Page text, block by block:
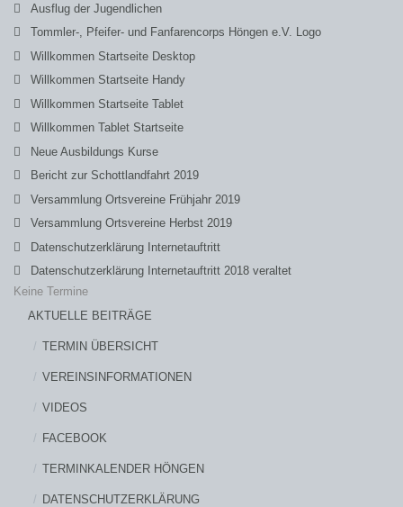
Ausflug der Jugendlichen
Tommler-, Pfeifer- und Fanfarencorps Höngen e.V. Logo
Willkommen Startseite Desktop
Willkommen Startseite Handy
Willkommen Startseite Tablet
Willkommen Tablet Startseite
Neue Ausbildungs Kurse
Bericht zur Schottlandfahrt 2019
Versammlung Ortsvereine Frühjahr 2019
Versammlung Ortsvereine Herbst 2019
Datenschutzerklärung Internetauftritt
Datenschutzerklärung Internetauftritt 2018 veraltet
Keine Termine
AKTUELLE BEITRÄGE
TERMIN ÜBERSICHT
VEREINSINFORMATIONEN
VIDEOS
FACEBOOK
TERMINKALENDER HÖNGEN
DATENSCHUTZERKLÄRUNG